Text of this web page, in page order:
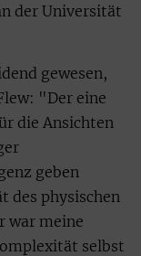
der Universität
gewesen,
"Der eine
die Ansichten
geben
des physischen
war meine
selbst